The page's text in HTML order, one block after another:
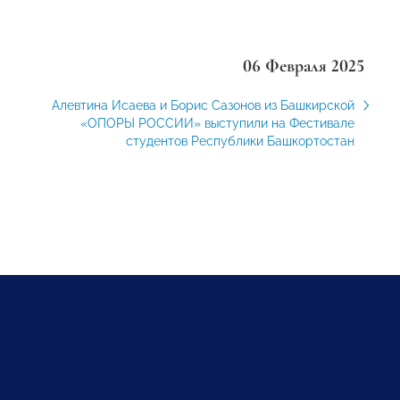
06 Февраля 2025
Алевтина Исаева и Борис Сазонов из Башкирской
«ОПОРЫ РОССИИ» выступили на Фестивале
студентов Республики Башкортостан